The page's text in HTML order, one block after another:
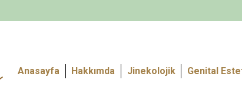
Anasayfa Hakkımda Jinekolojik Genital